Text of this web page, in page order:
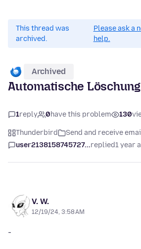
This thread was
archived.
Please ask a
help.
Archived
Automatische
1reply 0have this problem 130
Thunderbird Send and receive
user2138158745727...replied1 year
V. W.
12/19/24, 3:58 AM